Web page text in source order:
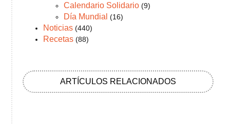
Calendario Solidario (9)
Día Mundial (16)
Noticias (440)
Recetas (88)
ARTÍCULOS RELACIONADOS